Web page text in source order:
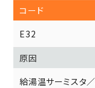
E32
給湯温サーミスタ